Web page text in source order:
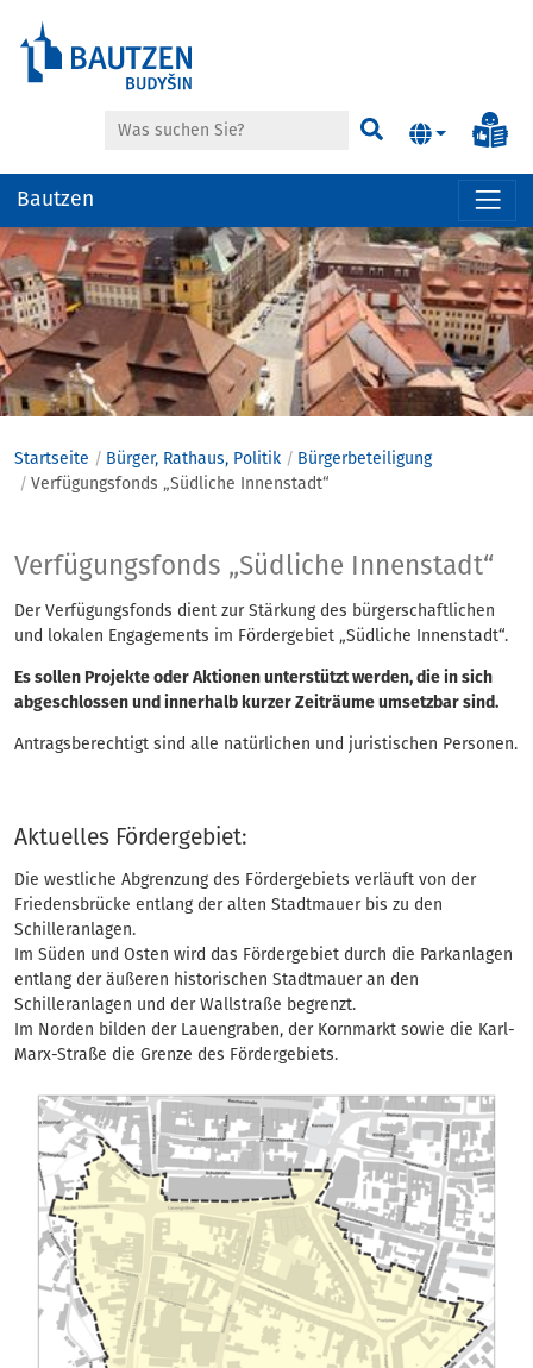
der
Seite
anspringen
Suche Suchen
Bautzen
Startseite Bürger, Rathaus, Politik
Bürgerbeteiligung
Verfügungsfonds „Südliche Innenstadt“
Verfügungsfonds
Verfügungsfonds „Südliche Innenstadt“
Der Verfügungsfonds dient zur Stärkung des bürgerschaftlichen
und lokalen Engagements im Fördergebiet „Südliche Innenstadt“.
Es sollen Projekte oder Aktionen unterstützt werden, die in sich
abgeschlossen und innerhalb kurzer Zeiträume umsetzbar sind.
Antragsberechtigt sind alle natürlichen und juristischen Personen.
Aktuelles Fördergebiet:
Die westliche Abgrenzung des Fördergebiets verläuft von der
Friedensbrücke entlang der alten Stadtmauer bis zu den
Schilleranlagen.
Im Süden und Osten wird das Fördergebiet durch die Parkanlagen
entlang der äußeren historischen Stadtmauer an den
Schilleranlagen und der Wallstraße begrenzt.
Im Norden bilden der Lauengraben, der Kornmarkt sowie die Karl-
Marx-Straße die Grenze des Fördergebiets.